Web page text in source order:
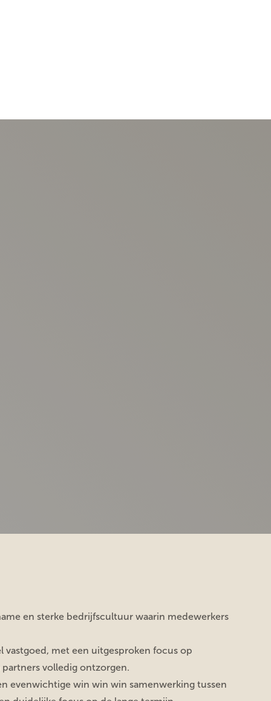
en sterke bedrijfscultuur waarin medewerkers
met een uitgesproken focus op
volledig ontzorgen.
evenwichtige win win win samenwerking tussen